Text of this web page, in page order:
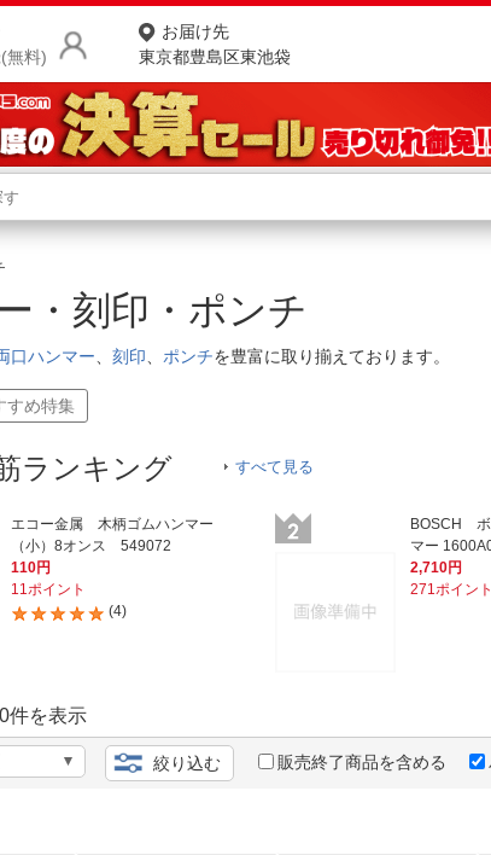
無料)
お届け先
東京都豊島区東池袋
カテゴリ一覧からさがす
お客様サポート
よくある質問・お問合せ
ご利用規約
・刻印・ポンチ
口ハンマー 刻印 ポンチを豊富に取り揃えております。
すめ特集
ランキング すべて見る
エコー金属 木柄ゴムハンマー
（小）8オンス 549072
110円
11ポイント
(4)
BOSCH
マー
2,710円
271ポイント
件を表示
絞り込む 販売終了商品を含める